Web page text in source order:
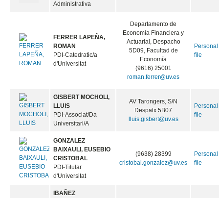
Administrativa
FERRER LAPEÑA,
ROMAN
PDI-Catedratic/a
d'Universitat
Departamento de
Economía Financiera y
Actuarial, Despacho
5D09, Facultad de
Economía
(9616) 25001
roman.ferrer@uv.es
Personal
file
GISBERT MOCHOLI,
LLUIS
PDI-Associat/Da
Universitari/A
AV Tarongers, S/N
Despatx 5B07
lluis.gisbert@uv.es
Personal
file
GONZALEZ
BAIXAULI, EUSEBIO
CRISTOBAL
PDI-Titular
d'Universitat
(9638) 28399
cristobal.gonzalez@uv.es
Personal
file
IBAÑEZ